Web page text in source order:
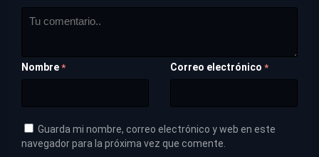
Nombre * Correo electrónico *
Guarda mi nombre, correo electrónico y web en este
navegador para la próxima vez que comente.